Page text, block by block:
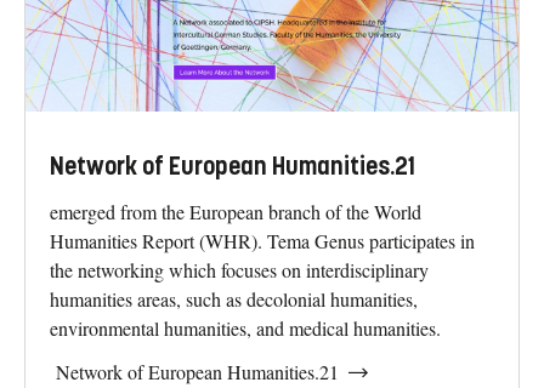
Network of European Humanities.21
emerged from the European branch of the World
Humanities Report (WHR). Tema Genus participates in
the networking which focuses on interdisciplinary
humanities areas, such as decolonial humanities,
environmental humanities, and medical humanities.
Network of European Humanities.21